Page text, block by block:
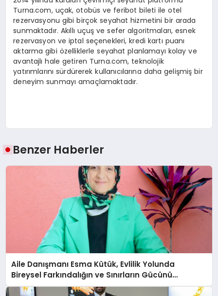
Turna.com, uçak, otobüs ve feribot bileti ile otel
rezervasyonu gibi birçok seyahat hizmetini bir arada
sunmaktadır. Akıllı uçuş ve sefer algoritmaları, esnek
rezervasyon ve iptal seçenekleri, kredi kartı puanı
aktarma gibi özelliklerle seyahat planlamayı kolay ve
avantajlı hale getiren Turna.com, teknolojik
yatırımlarını sürdürerek kullanıcılarına daha gelişmiş bir
deneyim sunmayı amaçlamaktadır.
Benzer Haberler
Aile Danışmanı Esma Kütük, Evlilik Yolunda
Bireysel Farkındalığın ve Sınırların Gücünü
Anlatıyor